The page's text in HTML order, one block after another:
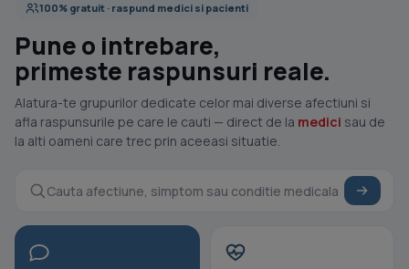
100% gratuit · raspund medici si pacienti
Pune o intrebare,
primeste raspunsuri reale.
Alatura-te grupurilor dedicate celor mai diverse afectiuni si
afla raspunsurile pe care le cauti — direct de la medici sau de
la alti oameni care trec prin aceeasi situatie.